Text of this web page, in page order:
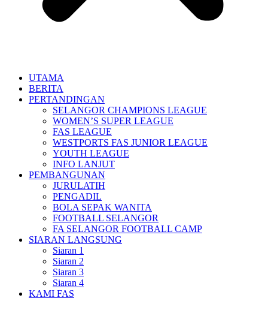
UTAMA
BERITA
PERTANDINGAN
SELANGOR CHAMPIONS LEAGUE
WOMEN’S SUPER LEAGUE
FAS LEAGUE
WESTPORTS FAS JUNIOR LEAGUE
YOUTH LEAGUE
INFO LANJUT
PEMBANGUNAN
JURULATIH
PENGADIL
BOLA SEPAK WANITA
FOOTBALL SELANGOR
FA SELANGOR FOOTBALL CAMP
SIARAN LANGSUNG
Siaran 1
Siaran 2
Siaran 3
Siaran 4
KAMI FAS